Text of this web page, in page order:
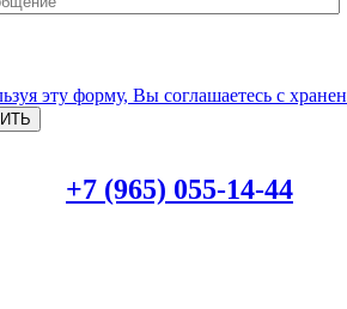
эту форму, Вы соглашаетесь с
+7 (965) 055-14-44